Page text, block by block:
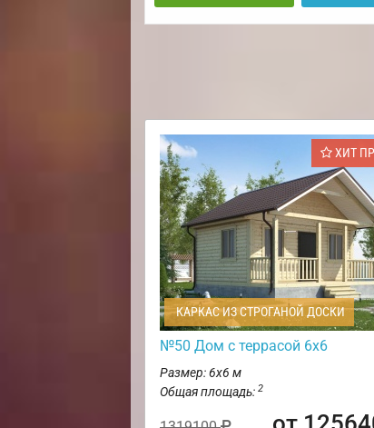
ХИТ
КАРКАС ИЗ СТРОГАНОЙ ДОСКИ
№50 Дом с террасой 6х6
Размер: 6х6 м
Общая площадь: 2